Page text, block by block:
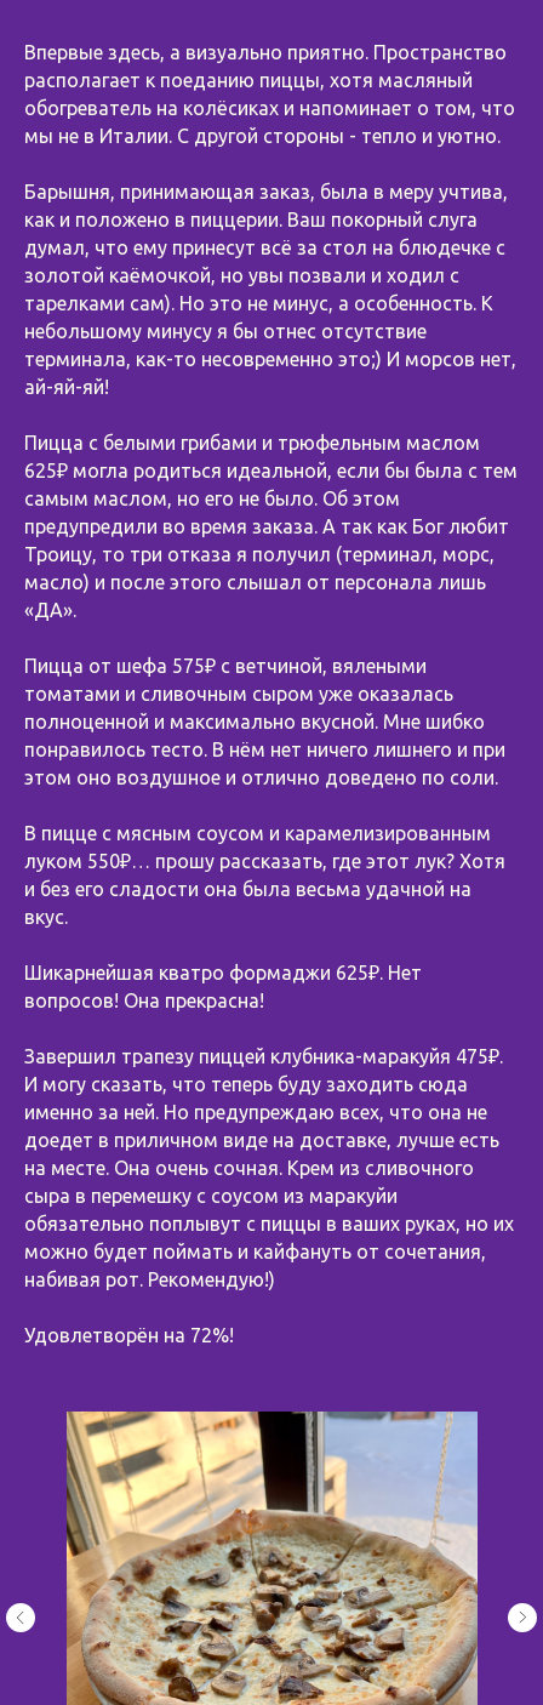
Впервые здесь, а визуально приятно. Пространство
располагает к поеданию пиццы, хотя масляный
обогреватель на колёсиках и напоминает о том, что
мы не в Италии. С другой стороны - тепло и уютно.
Барышня, принимающая заказ, была в меру учтива,
как и положено в пиццерии. Ваш покорный слуга
думал, что ему принесут всё за стол на блюдечке с
золотой каёмочкой, но увы позвали и ходил с
тарелками сам). Но это не минус, а особенность. К
небольшому минусу я бы отнес отсутствие
терминала, как-то несовременно это;) И морсов нет,
ай-яй-яй!
Пицца с белыми грибами и трюфельным маслом
625₽ могла родиться идеальной, если бы была с тем
самым маслом, но его не было. Об этом
предупредили во время заказа. А так как Бог любит
Троицу, то три отказа я получил (терминал, морс,
масло) и после этого слышал от персонала лишь
«ДА».
Пицца от шефа 575₽ с ветчиной, вялеными
томатами и сливочным сыром уже оказалась
полноценной и максимально вкусной. Мне шибко
понравилось тесто. В нём нет ничего лишнего и при
этом оно воздушное и отлично доведено по соли.
В пицце с мясным соусом и карамелизированным
луком 550₽… прошу рассказать, где этот лук? Хотя
и без его сладости она была весьма удачной на
вкус.
Шикарнейшая кватро формаджи 625₽. Нет
вопросов! Она прекрасна!
Завершил трапезу пиццей клубника-маракуйя 475₽.
И могу сказать, что теперь буду заходить сюда
именно за ней. Но предупреждаю всех, что она не
доедет в приличном виде на доставке, лучше есть
на месте. Она очень сочная. Крем из сливочного
сыра в перемешку с соусом из маракуйи
обязательно поплывут с пиццы в ваших руках, но их
можно будет поймать и кайфануть от сочетания,
набивая рот. Рекомендую!)
Удовлетворён на 72%!